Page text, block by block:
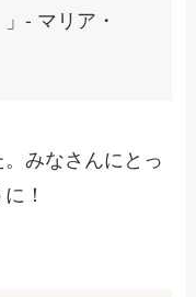
- マリア・
みなさんにとっ
！